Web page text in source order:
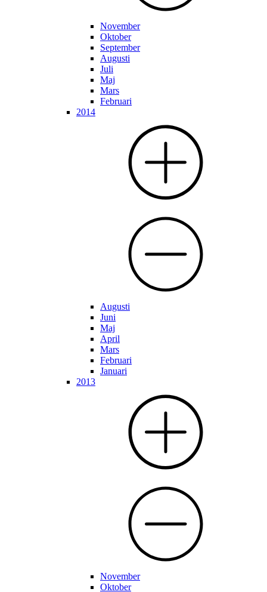
November
Oktober
September
Augusti
Juli
Maj
Mars
Februari
2014
Augusti
Juni
Maj
April
Mars
Februari
Januari
2013
November
Oktober